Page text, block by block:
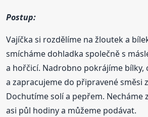
Postup:
Vajíčka si rozdělíme na žloutek a
smícháme dohladka společně s
a hořčicí. Nadrobno pokrájíme bílky,
a zapracujeme do připravené směsi
Dochutíme solí a pepřem. Necháme
asi půl hodiny a můžeme podávat.